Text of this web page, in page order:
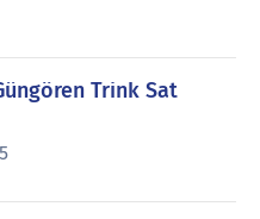
Trink Sat